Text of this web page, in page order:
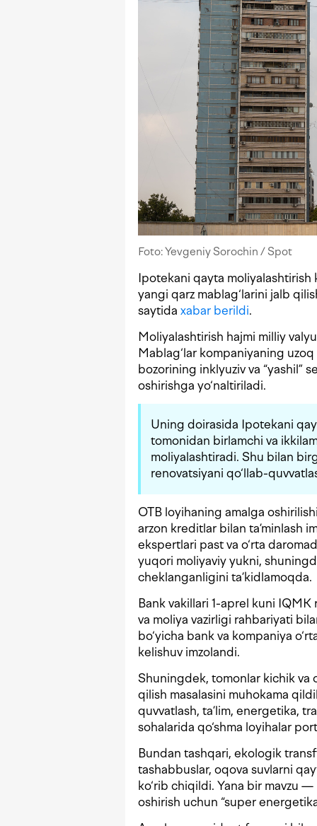
Foto: Yevgeniy Sorochin / Spot
Ipotekani qayta
yangi qarz mablag‘larini jalb
saytida xabar berildi.
Moliyalashtirish hajmi milliy
Mablag‘lar kompaniyaning
bozorining inklyuziv va “yashil”
oshirishga yo‘naltiriladi.
Uning doirasida Ipotekani
tomonidan birlamchi va
moliyalashtiradi. Shu bilan
renovatsiyani qo‘llab-
OTB loyihaning amalga
arzon kreditlar bilan ta’minlash
ekspertlari past va o‘rta
yuqori moliyaviy yukni,
cheklanganligini ta’kidlamoqda.
Bank vakillari 1-aprel kuni
va moliya vazirligi rahbariyati
bo‘yicha bank va kompaniya
kelishuv imzolandi.
Shuningdek, tomonlar kichik va
qilish masalasini muhokama
quvvatlash, ta’lim, energetika,
sohalarida qo‘shma loyihalar
Bundan tashqari, ekologik
tashabbuslar, oqova suvlarni
ko‘rib chiqildi. Yana bir mavzu
oshirish uchun “super